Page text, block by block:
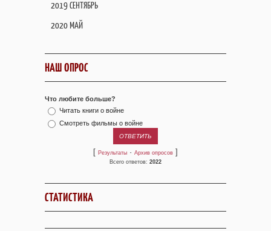
2019 СЕНТЯБРЬ
2020 МАЙ
НАШ ОПРОС
Что любите больше?
Читать книги о войне
Смотреть фильмы о войне
[ Результаты · Архив опросов ]
Всего ответов: 2022
СТАТИСТИКА